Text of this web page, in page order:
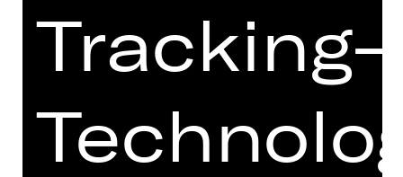
II 145,20 €
III 126,00 €
Tracking-